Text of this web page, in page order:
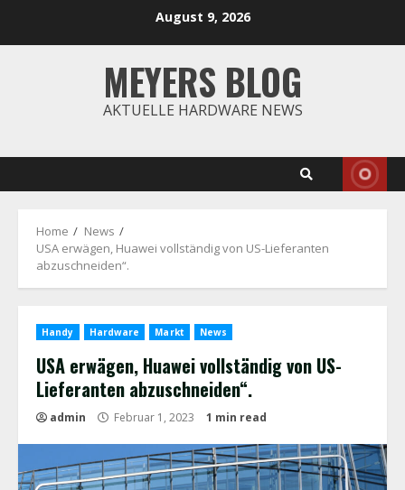
August 9, 2026
MEYERS BLOG
AKTUELLE HARDWARE NEWS
Home
News
USA erwägen, Huawei vollständig von US-Lieferanten
abzuschneiden“.
Handy Hardware Markt News
USA erwägen, Huawei vollständig von US-
Lieferanten abzuschneiden“.
admin Februar 1, 2023 1 min read